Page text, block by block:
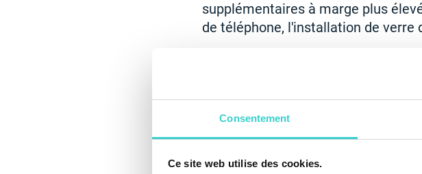
Consentement
Ce site web utilise des cookies.
supplémentaires à marge plus
de téléphone, l'installation de verre